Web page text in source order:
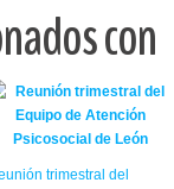
con
trimestral del